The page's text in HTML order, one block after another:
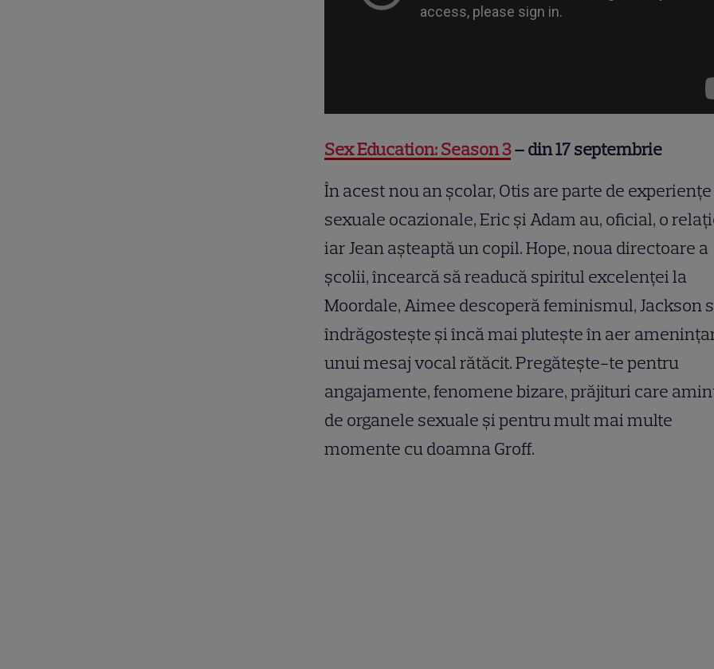
Sex Education: Season 3– din 17 septembrie
În acest nou an școlar, Otis are parte de experiențe
sexuale ocazionale, Eric și Adam au, oficial, o
iar Jean așteaptă un copil. Hope, noua directoare a
școlii, încearcă să readucă spiritul excelenței la
Moordale, Aimee descoperă feminismul, Jackson
îndrăgostește și încă mai plutește în aer
unui mesaj vocal rătăcit. Pregătește-te pentru
angajamente, fenomene bizare, prăjituri care
de organele sexuale și pentru mult mai multe
momente cu doamna Groff.